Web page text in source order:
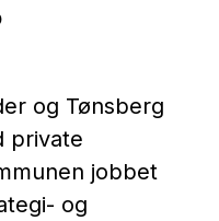
og Tønsberg
private
jobbet
og